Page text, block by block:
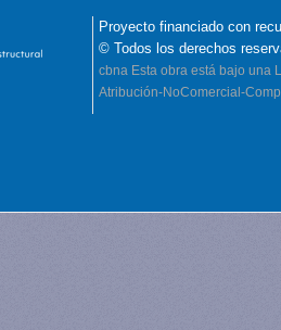
Proyecto financiado con
© Todos los derechos
cbna Esta obra está bajo una
Atribución-NoComercial-